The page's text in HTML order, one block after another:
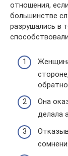
отношения,
большинстве
разрушались в
Она
делала